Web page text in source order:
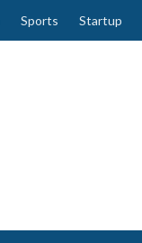
Sports Startup